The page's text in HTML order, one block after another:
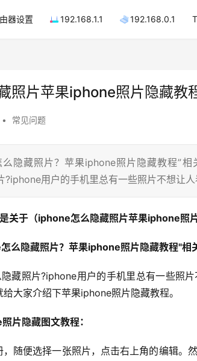
器设置 192.168.1.1 192.168.0.1
照片苹果iphone照片隐藏教
• 常见问题
隐藏照片？苹果iphone照片隐藏教程”
?iphone用户的手机里总有一些照片不想让
关于（iphone怎么隐藏照片苹果iphone照
么隐藏照片？苹果iphone照片隐藏教程"相
大家介绍下苹果iphone照片隐藏教程。
隐藏图文教程：